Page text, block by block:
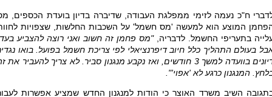
ח"כ נעמה לזימי ממפלגת העבודה, שדיברה בדיון בועדת הכספים,
המוצע הוא למעשה 'מס חשמל' על השכבות החלשות, שצפויות
בתעריפי החשמל. לדבריה,"מס פחמן זה חשוב ואני רוצה להצביע
בעולם התהליך כלל חיוב דיפרנציאלי לפי צריכת חשמל בפועל. בואו
דיונים בוועדה למשך 3 חודשים, ואז נקבע מנגנון סביר. לא צריך להעביר את
המנגנון כרגע לא 'אפוי'".
השיב משרד האוצר כי הודות למנגנון החדש שמציע אפשרות